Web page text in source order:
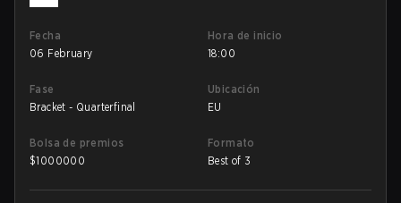
Fecha
06 February
Hora de inicio
18:00
Fase
Bracket - Quarterfinal
Ubicación
EU
Bolsa de premios
$1000000
Formato
Best of 3